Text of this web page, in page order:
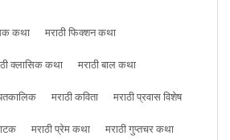
कथा
मराठी फिक्शन कथा
क्लासिक कथा
मराठी बाल कथा
मराठी कविता
मराठी प्रवास विशेष
मराठी प्रेम कथा
मराठी गुप्तचर कथा